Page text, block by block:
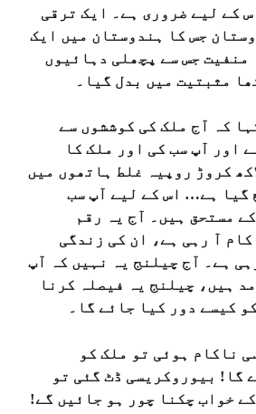
کے لیے ضروری ہے۔ ایک ترقی
جس کا ہندوستان میں ایک
منفیت جس سے پچھلی دہائیوں
مثبتیت میں بدل گیا۔
کہ آج ملک کی کوششوں سے
اور آپ سب کی اور ملک کا
3 لاکھ کروڑ روپیہ غلط ہاتھوں میں
گیا ہے… اس کے لیے آپ سب
مستحق ہیں۔ آج یہ رقم
آ رہی ہے، ان کی زندگی
ہے۔ آج چیلنج یہ نہیں کہ آپ
ہیں، چیلنج یہ فیصلہ کرنا
کیسے دور کیا جائے گا۔
ناکام ہوئی تو ملک کو
گا! بیوروکریسی ڈٹ گئی تو
خواب چکنا چور ہو جائیں گے!